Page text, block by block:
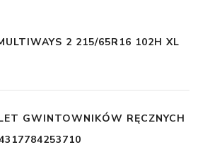
2 215/65R16 102H XL
GWINTOWNIKÓW RĘCZNYCH